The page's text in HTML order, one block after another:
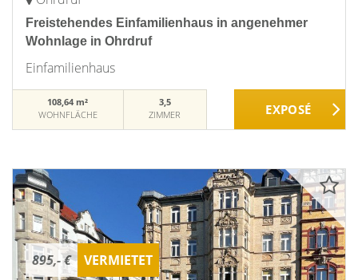
Freistehendes Einfamilienhaus in angenehmer
Wohnlage in Ohrdruf
Einfamilienhaus
108,64 m²
WOHNFLÄCHE
3,5
ZIMMER
895,- € VERMIETET